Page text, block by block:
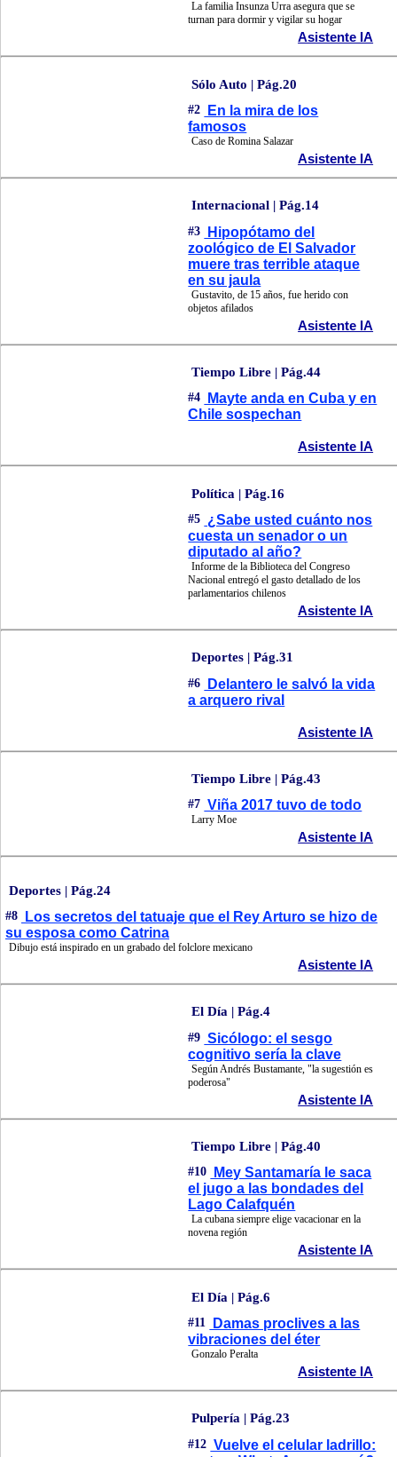
La familia Insunza Urra asegura que se
turnan para dormir y vigilar su hogar
Asistente IA
Sólo Auto | Pág.20
#2
En la mira de los
famosos
Caso de Romina Salazar
Asistente IA
Internacional | Pág.14
#3
Hipopótamo del
zoológico de El Salvador
muere tras terrible ataque
en su jaula
Gustavito, de 15 años, fue herido con
objetos afilados
Asistente IA
Tiempo Libre | Pág.44
#4
Mayte anda en Cuba y en
Chile sospechan
Asistente IA
Política | Pág.16
#5 ¿Sabe usted cuánto nos
cuesta un senador o un
diputado al año?
Informe de la Biblioteca del Congreso
Nacional entregó el gasto detallado de los
parlamentarios chilenos
Asistente IA
Deportes | Pág.31
#6
Delantero le salvó la vida
a arquero rival
Asistente IA
Tiempo Libre | Pág.43
#7 Viña 2017 tuvo de todo
Larry Moe
Asistente IA
Deportes | Pág.24
#8
Los secretos del tatuaje que el Rey Arturo se hizo de
su esposa como Catrina
Dibujo está inspirado en un grabado del folclore mexicano
Asistente IA
El Día | Pág.4
#9 Sicólogo: el sesgo
cognitivo sería la clave
Según Andrés Bustamante, "la sugestión es
poderosa"
Asistente IA
Tiempo Libre | Pág.40
#10
Mey Santamaría le saca
el jugo a las bondades del
Lago Calafquén
La cubana siempre elige vacacionar en la
novena región
Asistente IA
El Día | Pág.6
#11
Damas proclives a las
vibraciones del éter
Gonzalo Peralta
Asistente IA
Pulpería | Pág.23
#12 Vuelve el celular ladrillo: